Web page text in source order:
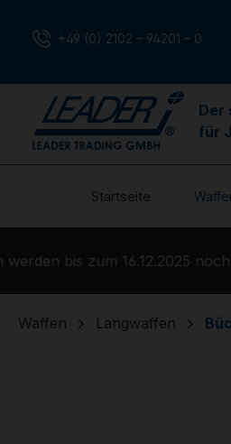
+49 (0) 2102 – 94201 – 0
Der
für
Startseite
bis zum 16.12.2025 noch
Waffen Langwaffen